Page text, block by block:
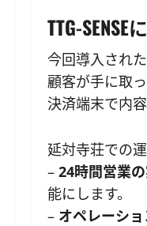
TTG-
今回導入され
顧客が手に取
決済端末で内
延対寺荘での
– 24時間営業
能にします。
– オペレーシ